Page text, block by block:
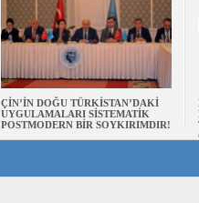
ÇİN’İN DOĞU TÜRKİSTAN’DAKİ
UYGULAMALARI SİSTEMATİK
POSTMODERN BİR SOYKIRIMDIR!